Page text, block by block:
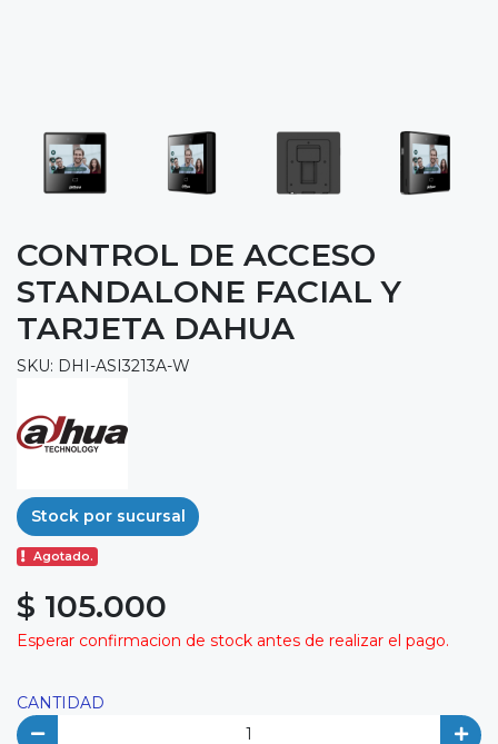
CONTROL DE ACCESO
STANDALONE FACIAL Y
TARJETA DAHUA
SKU: DHI-ASI3213A-W
Stock por sucursal
Agotado.
$ 105.000
Esperar confirmacion de stock antes de realizar el pago.
CANTIDAD